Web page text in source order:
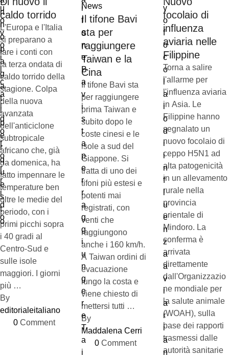
caldo torrido
L'Europa e l'Italia
si preparano a
fare i conti con
la terza ondata di
caldo torrido della
stagione. Colpa
della nuova
avanzata
dell'anticiclone
subtropicale
africano che, già
da domenica, ha
fatto impennare le
temperature ben
oltre le medie del
periodo, con i
primi picchi sopra
i 40 gradi al
Centro-Sud e
sulle isole
maggiori. I giorni
più …
By
editorialeitaliano
0 Comment
News
Il tifone Bavi
sta per
raggiungere
Taiwan e la
Cina
Il tifone Bavi sta
per raggiungere
prima Taiwan e
subito dopo le
coste cinesi e le
isole a sud del
Giappone. Si
tratta di uno dei
tifoni più estesi e
potenti mai
registrati, con
venti che
raggiungono
anche i 160 km/h.
A Taiwan ordini di
evacuazione
lungo la costa e
viene chiesto di
mettersi tutti …
By
Maddalena Cerri
0 Comment
focolaio di
influenza
aviaria nelle
Filippine
Torna a salire
l'allarme per
l'influenza aviaria
in Asia. Le
Filippine hanno
segnalato un
nuovo focolaio di
ceppo H5N1 ad
alta patogenicità
in un allevamento
rurale nella
provincia
orientale di
Mindoro. La
conferma è
arrivata
direttamente
dall'Organizzazio
ne mondiale per
la salute animale
(WOAH), sulla
base dei rapporti
trasmessi dalle
autorità sanitarie